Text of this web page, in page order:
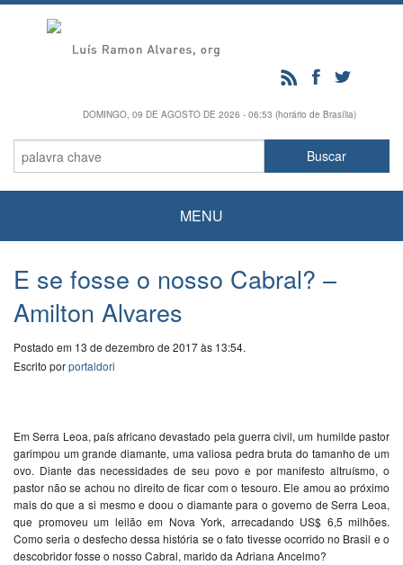
DOMINGO, 09 DE AGOSTO DE 2026 - 06:53 (horário de Brasília)
MENU
E se fosse o nosso Cabral? –
Amilton Alvares
Postado em 13 de dezembro de 2017 às 13:54.
Escrito porportaldori
Em Serra Leoa, país africano devastado pela guerra civil, um humilde pastor
garimpou um grande diamante, uma valiosa pedra bruta do tamanho de um
ovo. Diante das necessidades de seu povo e por manifesto altruísmo, o
pastor não se achou no direito de ficar com o tesouro. Ele amou ao próximo
mais do que a si mesmo e doou o diamante para o governo de Serra Leoa,
que promoveu um leilão em Nova York, arrecadando US$ 6,5 milhões.
Como seria o desfecho dessa história se o fato tivesse ocorrido no Brasil e o
descobridor fosse o nosso Cabral, marido da Adriana Ancelmo?